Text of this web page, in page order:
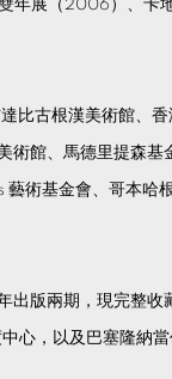
年展（2006）、卡
比古根漢美術館、香
術館、馬德里提森基
藝術基金會、哥本哈
出版兩期，現完整收
心，以及巴塞隆納